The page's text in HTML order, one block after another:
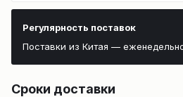
Регулярность поставок
Поставки из Китая —
Сроки доставки